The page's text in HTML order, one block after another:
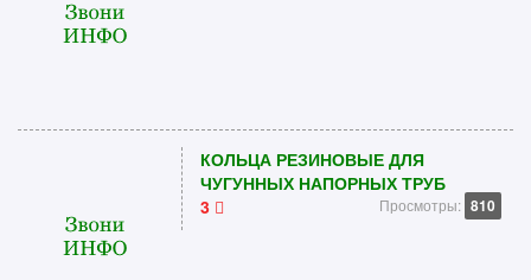
КОЛЬЦА РЕЗИНОВЫЕ ДЛЯ
ЧУГУННЫХ НАПОРНЫХ ТРУБ
3
Просмотры: 810